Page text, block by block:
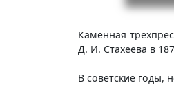
Каменная
Д. И. Стахеева в
В советские годы,